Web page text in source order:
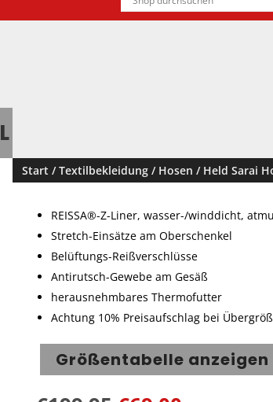
Start /Textilbekleidung / Hosen / Held Sarai
REISSA®-Z-Liner, wasser-/winddicht,
Stretch-Einsätze am Oberschenkel
Belüftungs-Reißverschlüsse
Antirutsch-Gewebe am Gesäß
herausnehmbares Thermofutter
Achtung 10% Preisaufschlag bei
Größentabelle anzeigen